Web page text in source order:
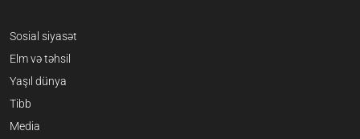
Sosial siyasət
Elm və təhsil
Yaşıl dünya
Tibb
Media